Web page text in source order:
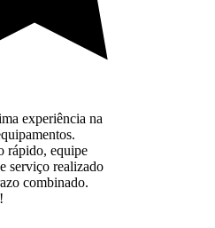
experiência na
rápido, equipe
serviço realizado
combinado.